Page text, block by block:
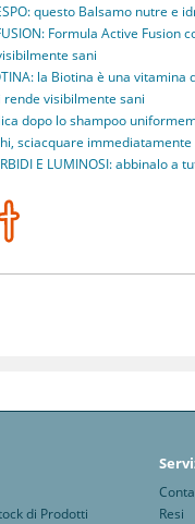
questo Balsamo nutre
Formula Active
sani
la Biotina è una
visibilmente sani
dopo lo shampoo
sciacquare immediatamente
E LUMINOSI: abbinalo
di Prodotti
Resi